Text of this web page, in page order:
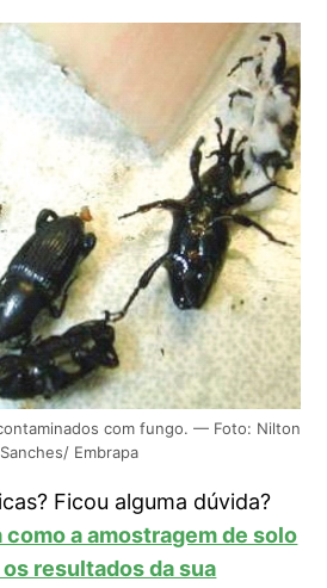
com fungo. — Foto: Nilton
Embrapa
Ficou alguma dúvida?
a amostragem de solo
resultados da sua